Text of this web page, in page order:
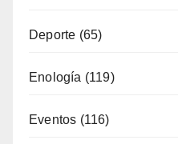
Deporte (65)
Enología (119)
Eventos (116)